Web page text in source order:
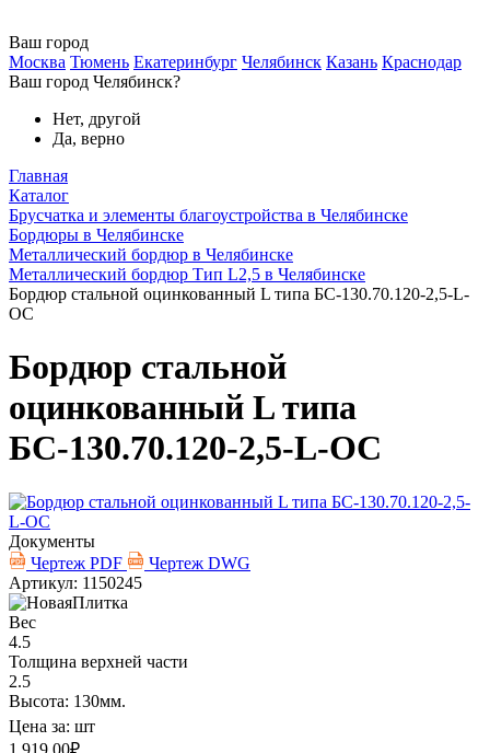
Ваш город
Москва Тюмень Екатеринбург Челябинск Казань Краснодар
Ваш город Челябинск?
Нет, другой
Да, верно
Главная
Каталог
Брусчатка и элементы благоустройства в Челябинске
Бордюры в Челябинске
Металлический бордюр в Челябинске
Металлический бордюр Тип L2,5 в Челябинске
Бордюр стальной оцинкованный L типа БС-130.70.120-2,5-L-
ОС
Бордюр стальной
оцинкованный L типа
БС-130.70.120-2,5-L-ОС
Документы
Чертеж PDF
Чертеж DWG
Артикул: 1150245
Вес
4.5
Толщина верхней части
2.5
Высота: 130мм.
Цена за: шт
1 919.00₽